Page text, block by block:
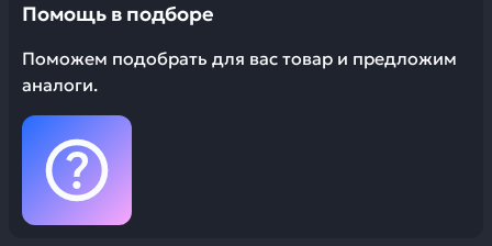
Помощь в подборе
Поможем подобрать для вас товар и предложим
аналоги.